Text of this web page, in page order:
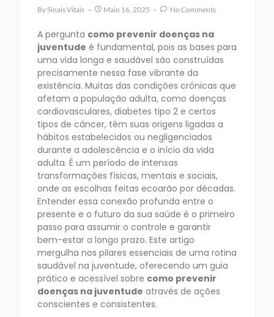
BySinais Vitais Maio 16, 2025 No Comments
A pergunta como prevenir doenças na
juventude é fundamental, pois as bases para
uma vida longa e saudável são construídas
precisamente nessa fase vibrante da
existência. Muitas das condições crônicas que
afetam a população adulta, como doenças
cardiovasculares, diabetes tipo 2 e certos
tipos de câncer, têm suas origens ligadas a
hábitos estabelecidos ou negligenciados
durante a adolescência e o início da vida
adulta. É um período de intensas
transformações físicas, mentais e sociais,
onde as escolhas feitas ecoarão por décadas.
Entender essa conexão profunda entre o
presente e o futuro da sua saúde é o primeiro
passo para assumir o controle e garantir
bem-estar a longo prazo. Este artigo
mergulha nos pilares essenciais de uma rotina
saudável na juventude, oferecendo um guia
prático e acessível sobre como prevenir
doenças na juventude através de ações
conscientes e consistentes.